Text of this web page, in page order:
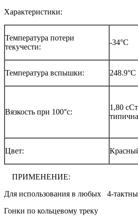
Характеристики:
Температура потери
текучести:
-34°C
Температура вспышки: 248.9°C
Вязкость при 100°c:
1,80 сСт
Цвет:
ПРИМЕНЕНИЕ:
Для использования в любых 4-
Гонки по кольцевому треку